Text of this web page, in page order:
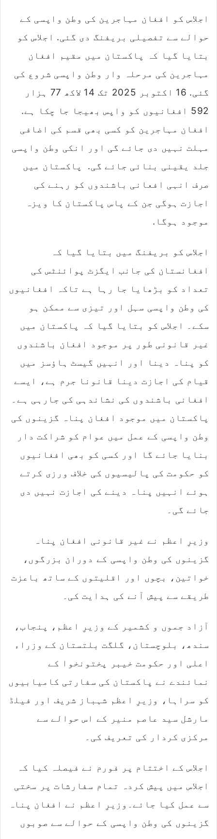
اجلاس کو افغان مہاجرین کی وطن واپسی کے
حوالے سے تفصیلی بریفنگ دی گئی. اجلاس کو
بتایا گیا کہ پاکستان میں مقیم افغان
مہاجرین کی مرحلہ وار وطن واپسی شروع کی
گئی. 16 اکتوبر 2025 تک 14 لاکھ 77 ہزار
592 افغانیوں کو واپس بھیجا جا چکا ہے.
افغان مہاجرین کو کسی بھی قسم کی اضافی
مہلت نہیں دی جائے گی اور انکی وطن واپسی
جلد یقینی بنائی جائے گی. پاکستان میں
صرف انہی افعانی باشندوں کو رہنے کی
اجازت ہوگی جن کے پاس پاکستان کا ویزہ
موجود ہوگا.
اجلاس کو بریفنگ میں بتایا گیا کہ
افغانستان کی جانب ایگزٹ پوائنٹس کی
تعداد کو بڑھایا جا رہا ہے تاکہ افغانیوں
کی وطن واپسی سہل اور تیزی سے ممکن ہو
سکے۔ اجلاس کو بتایا گیا کہ پاکستان میں
غیر قانونی طور پر موجود افغان باشندوں
کو پناہ دینا اور انہیں گیسٹ ہاؤسز میں
قیام کی اجازت دینا قانونا جرم ہے، ایسے
افغانی باشندوں کی نشاندہی کی جارہی ہے۔
پاکستان میں موجود افغان پناہ گزینوں کی
وطن واپسی کے عمل میں عوام کو شراکت دار
بنایا جائے گا اور کسی کو بھی افغانیوں
کو حکومت کی پالیسیوں کی خلاف ورزی کرتے
ہوئے انہیں پناہ دینے کی اجازت نہیں دی
جائے گی۔
وزیرِ اعظم نے غیر قانونی افغان پناہ
گزینوں کی وطن واپسی کے دوران بزرگوں،
خواتین، بچوں اور اقلیتوں کے ساتھ باعزت
طریقے سے پیش آنے کی ہدایت کی۔
آزاد جموں و کشمیر کے وزیرِ اعظم، پنجاب،
سندھ، بلوچستان، گلگت بلتستان کے وزراء
اعلی اور حکومت خیبر پختونخوا کے
نمائندے نے پاکستان کی سفارتی کامیابیوں
کو سراہا، وزیرِ اعظم شہباز شریف اور فیلڈ
مارشل سید عاصم منیر کے اس حوالے سے
مرکزی کردار کی تعریف کی۔
اجلاس کے اختتام پر فورم نے فیصلہ کیا کہ
اجلاس میں پیش کردہ تمام سفارشات پر سختی
سے عمل کیا جائے۔وزیرِ اعظم نے افغان پناہ
گزینوں کی وطن واپسی کے حوالے سے صوبوں